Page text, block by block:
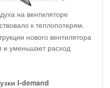
на вентиляторе
к теплопотерям.
нового вентилятора
и уменьшает расход
I-demand